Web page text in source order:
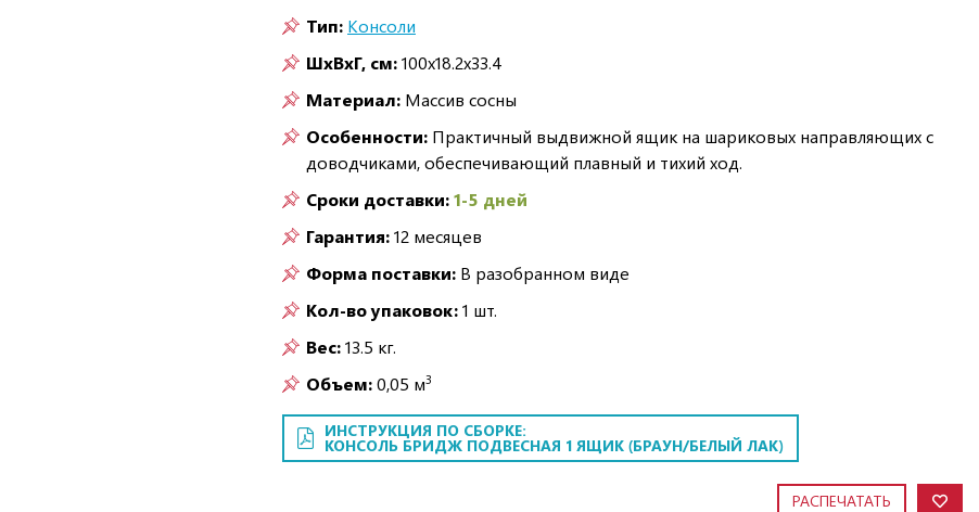
Тип: Консоли
ШxВxГ, см:100x18.2x33.4
Материал: Массив сосны
Особенности: Практичный выдвижной ящик на шариковых направляющих с
доводчиками, обеспечивающий плавный и тихий ход.
Сроки доставки:1-5 дней
Гарантия:12 месяцев
Форма поставки: В разобранном виде
Кол-во упаковок:1 шт.
Вес:13.5 кг.
Объем:0,05 м3
ИНСТРУКЦИЯ ПО СБОРКЕ:
КОНСОЛЬ БРИДЖ ПОДВЕСНАЯ 1 ЯЩИК (БРАУН/БЕЛЫЙ ЛАК)
РАСПЕЧАТАТЬ